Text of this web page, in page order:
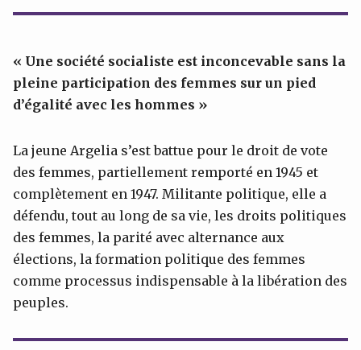
« Une société socialiste est inconcevable sans la
pleine participation des femmes sur un pied
d’égalité avec les hommes »
La jeune Argelia s’est battue pour le droit de vote
des femmes, partiellement remporté en 1945 et
complètement en 1947. Militante politique, elle a
défendu, tout au long de sa vie, les droits politiques
des femmes, la parité avec alternance aux
élections, la formation politique des femmes
comme processus indispensable à la libération des
peuples.